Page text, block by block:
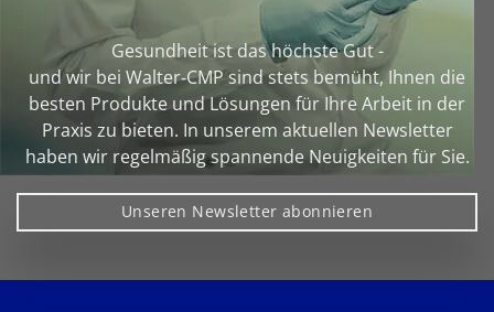
Gesundheit ist das höchste Gut -
und wir bei Walter‑CMP sind stets bemüht, Ihnen die
besten Produkte und Lösungen für Ihre Arbeit in der
Praxis zu bieten. In unserem aktuellen Newsletter
haben wir regelmäßig spannende Neuigkeiten für Sie.
Unseren Newsletter abonnieren